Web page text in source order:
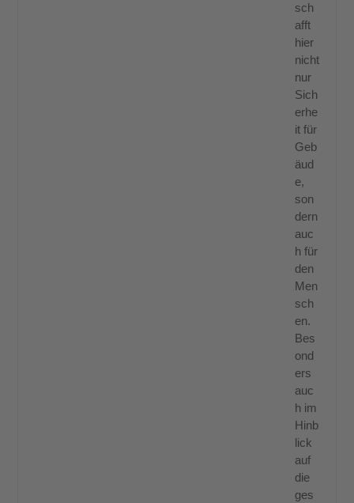
sch
afft
hier
nicht
nur
Sich
erhe
it für
Geb
äud
e,
son
dern
auc
h für
den
Men
sch
en.
Bes
ond
ers
auc
h im
Hinb
lick
auf
die
ges